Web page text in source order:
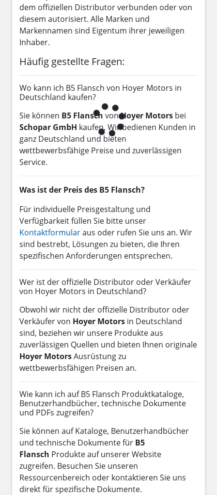
dem offiziellen Distributor verbunden oder von
diesem autorisiert. Alle Marken und
Markennamen sind Eigentum ihrer jeweiligen
Inhaber.
Häufig gestellte Fragen:
Wo kann ich B5 Flansch von Hoyer Motors in
Deutschland kaufen?
Sie können B5 Flansch vonHoyer Motors bei
Schopar GmbH kaufen. Wir bedienen Kunden in
ganz Deutschland und bieten
wettbewerbsfähige Preise und zuverlässigen
Service.
Was ist der Preis des B5 Flansch?
Für individuelle Preisgestaltung und
Verfügbarkeit füllen Sie bitte unser
Kontaktformularaus oder rufen Sie uns an. Wir
sind bestrebt, Lösungen zu bieten, die Ihren
spezifischen Anforderungen entsprechen.
Wer ist der offizielle Distributor oder Verkäufer
von Hoyer Motors in Deutschland?
Obwohl wir nicht der offizielle Distributor oder
Verkäufer von Hoyer Motors in Deutschland
sind, beziehen wir unsere Produkte aus
zuverlässigen Quellen und bieten Ihnen originale
Hoyer MotorsAusrüstung zu
wettbewerbsfähigen Preisen an.
Wie kann ich auf B5 Flansch Produktkataloge,
Benutzerhandbücher, technische Dokumente
und PDFs zugreifen?
Sie können auf Kataloge, Benutzerhandbücher
und technische Dokumente für B5
Flansch Produkte auf unserer Website
zugreifen. Besuchen Sie unseren
Ressourcenbereich oder kontaktieren Sie uns
direkt für spezifische Dokumente.